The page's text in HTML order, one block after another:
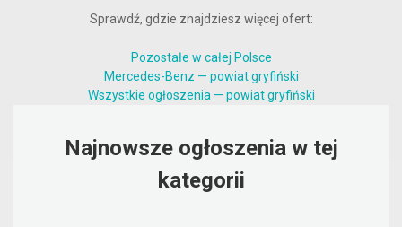
Sprawdź, gdzie znajdziesz więcej ofert:
Pozostałe w całej Polsce
Mercedes-Benz — powiat gryfiński
Wszystkie ogłoszenia — powiat gryfiński
Najnowsze ogłoszenia w tej
kategorii